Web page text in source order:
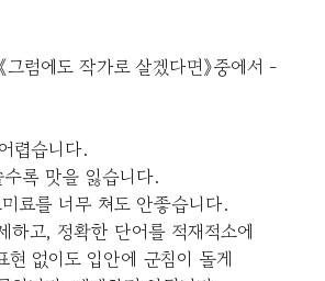
그럼에도 작가로 살겠다면》중에서 -
렵습니다.
록 맛을 잃습니다.
료를 너무 쳐도 안좋습니다.
하고, 정확한 단어를 적재적소에
현 없이도 입안에 군침이 돌게